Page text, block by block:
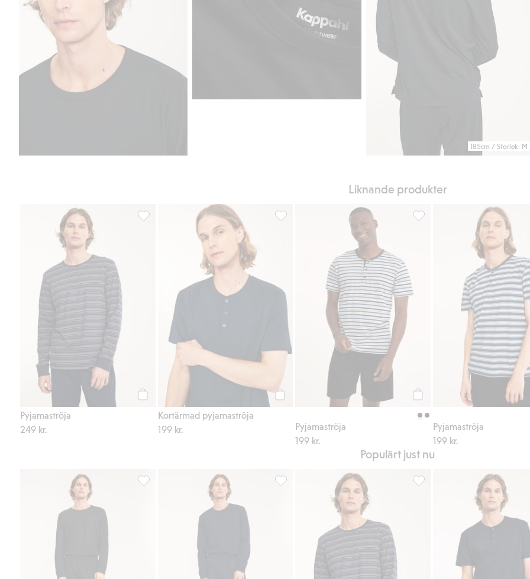
185cm / Storlek: M
Liknande produkter
Pyjamaströja
249 kr.
Pyjamaströja, Lägg till i favoriter
Kortärmad pyjamaströja
199 kr.
Kortärmad pyjamaströja, Lägg till i favoriter
Pyjamaströja
199 kr.
Pyjamaströja, Lägg till i
Pyjamaströja
199 kr.
Populärt just nu
Pyjamasbyxa, Lägg till i favoriter Pyjamasbyxa, Lägg till i favoriter Pyjamaströja, Lägg till i